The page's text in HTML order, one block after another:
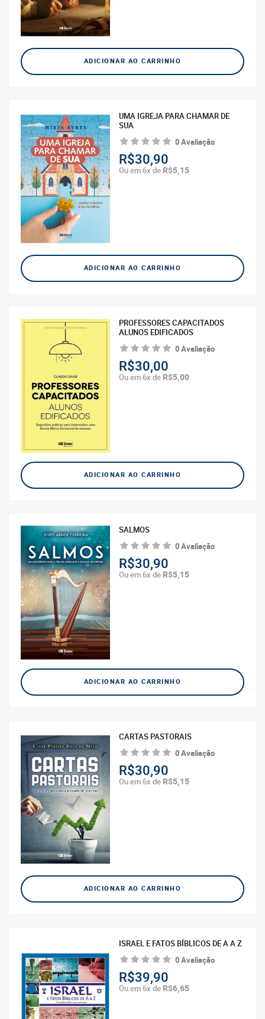
ADICIONAR AO CARRINHO
UMA IGREJA PARA CHAMAR DE
SUA
0 Avaliação
R$30,90
Ou em 6x de R$5,15
ADICIONAR AO CARRINHO
PROFESSORES CAPACITADOS
ALUNOS EDIFICADOS
0 Avaliação
R$30,00
Ou em 6x de R$5,00
ADICIONAR AO CARRINHO
SALMOS
0 Avaliação
R$30,90
Ou em 6x de R$5,15
ADICIONAR AO CARRINHO
CARTAS PASTORAIS
0 Avaliação
R$30,90
Ou em 6x de R$5,15
ADICIONAR AO CARRINHO
ISRAEL E FATOS BÍBLICOS DE A A Z
0 Avaliação
R$39,90
Ou em 6x de R$6,65